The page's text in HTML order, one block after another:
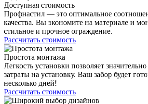
Доступная стоимость
Профнастил — это оптимальное
качества. Вы экономите на материале и
стильное и прочное ограждение.
Рассчитать стоимость
Простота монтажа
Легкость установки позволяет
затраты на установку. Ваш забор будет
несколько дней!
Рассчитать стоимость